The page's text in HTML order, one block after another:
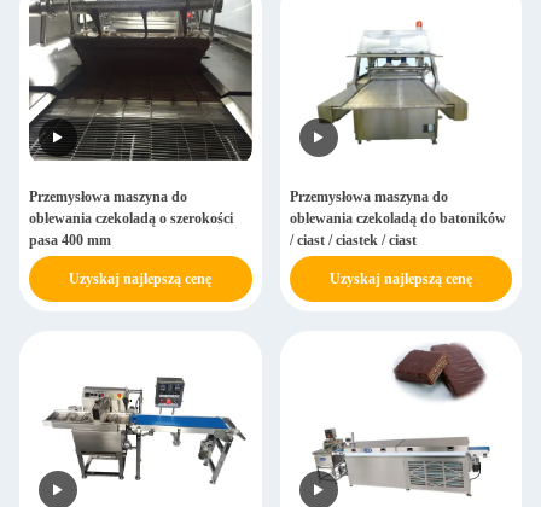
Przemysłowa maszyna do
oblewania czekoladą o szerokości
pasa 400 mm
Uzyskaj najlepszą cenę
Przemysłowa maszyna do
oblewania czekoladą do batoników
/ ciast / ciastek / ciast
Uzyskaj najlepszą cenę